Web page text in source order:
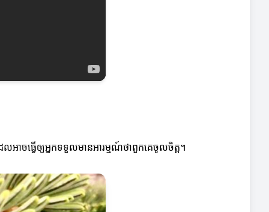
ចធ្វើឲ្យអ្នកទទួលមានអារម្មណ៍ថាពួកគេចូលចិត្ត។